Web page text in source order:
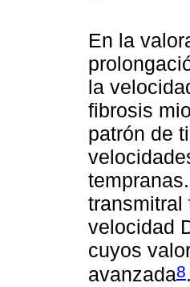
En la
la
fibrosis
patrón de
transmitral
velocidad
cuyos
avanzada8.